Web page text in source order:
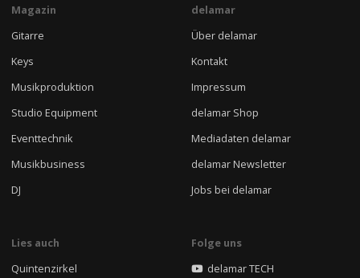
Magazin
Gitarre
Keys
Musikproduktion
Studio Equipment
Eventtechnik
Musikbusiness
DJ
delamar
Über delamar
Kontakt
Impressum
delamar Shop
Mediadaten delamar
delamar Newsletter
Jobs bei delamar
Lies auch
Quintenzirkel
Folge uns
delamar TECH